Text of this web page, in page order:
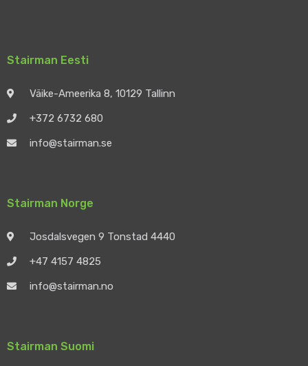
Stairman Eesti
Väike-Ameerika 8, 10129 Tallinn
+372 6732 680
info@stairman.se
Stairman Norge
Josdalsvegen 9 Tonstad 4440
+47 4157 4825
info@stairman.no
Stairman Suomi